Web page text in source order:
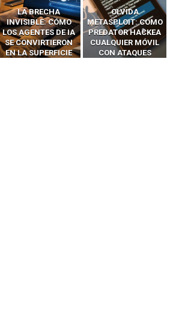
OLVIDA
METASPLOIT: CÓMO
PREDATOR HACKEA
CUALQUIER MÓVIL
CON ATAQUES
CÓMO LOS HACKERS
INTERCEPTAN OTPS
Y LLAMADAS
MÓVILES SIN
‘HACKEAR’ — EL